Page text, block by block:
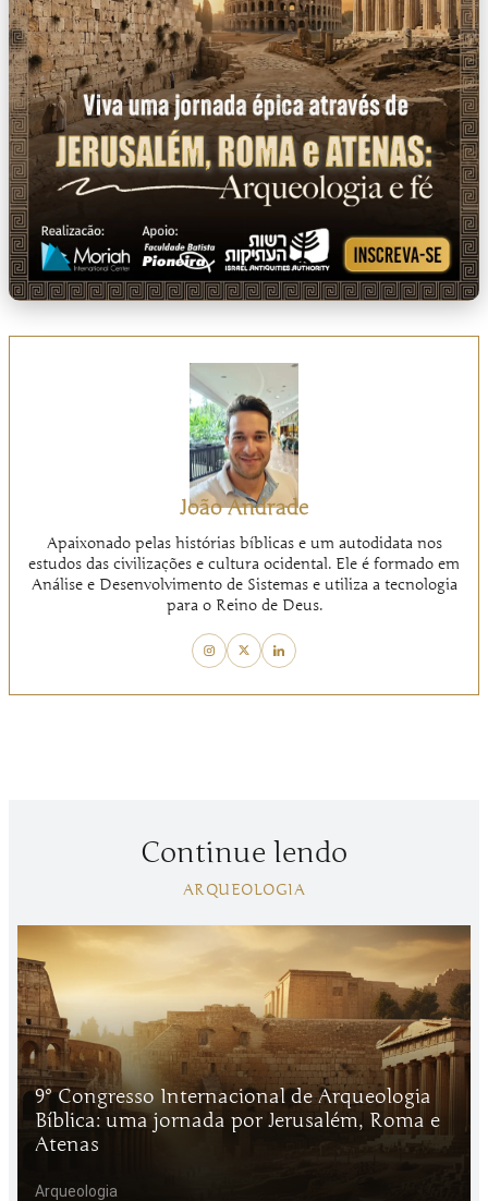
João Andrade
Apaixonado pelas histórias bíblicas e um autodidata nos
estudos das civilizações e cultura ocidental. Ele é formado em
Análise e Desenvolvimento de Sistemas e utiliza a tecnologia
para o Reino de Deus.
Continue lendo
ARQUEOLOGIA
9º Congresso Internacional de Arqueologia
Bíblica: uma jornada por Jerusalém, Roma e
Atenas
Arqueologia